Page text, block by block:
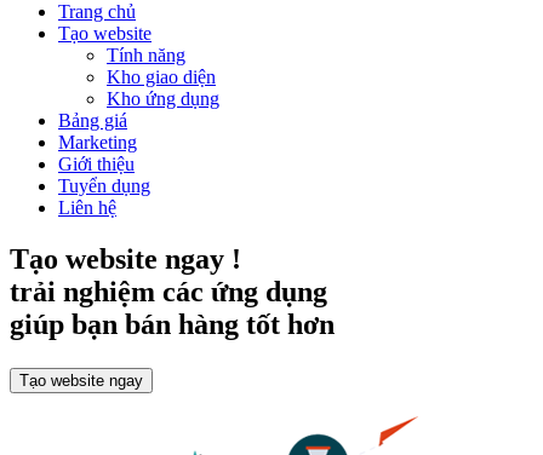
Trang chủ
Tạo website
Tính năng
Kho giao diện
Kho ứng dụng
Bảng giá
Marketing
Giới thiệu
Tuyển dụng
Liên hệ
Tạo website ngay !
trải nghiệm các ứng dụng
giúp bạn bán hàng tốt hơn
Tạo website ngay